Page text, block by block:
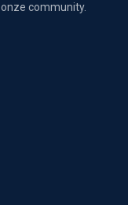
community.